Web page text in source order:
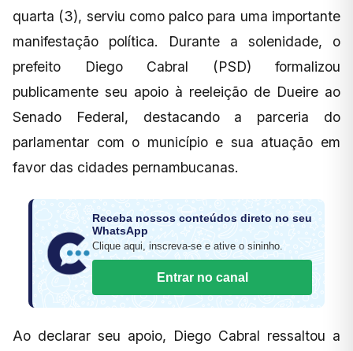
quarta (3), serviu como palco para uma importante
manifestação política. Durante a solenidade, o
prefeito Diego Cabral (PSD) formalizou
publicamente seu apoio à reeleição de Dueire ao
Senado Federal, destacando a parceria do
parlamentar com o município e sua atuação em
favor das cidades pernambucanas.
Receba nossos conteúdos direto no seu
WhatsApp
Clique aqui, inscreva-se e ative o sininho.
Entrar no canal
Ao declarar seu apoio, Diego Cabral ressaltou a